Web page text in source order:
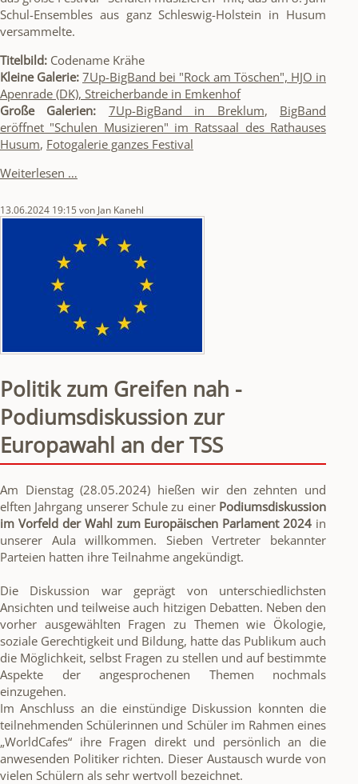
Schul-Ensembles aus ganz Schleswig-Holstein in Husum
versammelte.
Titelbild: Codename Krähe
Kleine Galerie: 7Up-BigBand bei "Rock am Töschen", HJO in
Apenrade (DK), Streicherbande in Emkenhof
Große Galerien:
7Up-BigBand in Breklum, BigBand
eröffnet "Schulen Musizieren" im Ratssaal des Rathauses
Husum, Fotogalerie ganzes Festival
Weiterlesen …
13.06.2024 19:15von Jan Kanehl
Politik zum Greifen nah -
Podiumsdiskussion zur
Europawahl an der TSS
Am Dienstag (28.05.2024) hießen wir den zehnten und
elften Jahrgang unserer Schule zu einer Podiumsdiskussion
im Vorfeld der Wahl zum Europäischen Parlament 2024 in
unserer Aula willkommen. Sieben Vertreter bekannter
Parteien hatten ihre Teilnahme angekündigt.
Die Diskussion war geprägt von unterschiedlichsten
Ansichten und teilweise auch hitzigen Debatten. Neben den
vorher ausgewählten Fragen zu Themen wie Ökologie,
soziale Gerechtigkeit und Bildung, hatte das Publikum auch
die Möglichkeit, selbst Fragen zu stellen und auf bestimmte
Aspekte der angesprochenen Themen nochmals
einzugehen.
Im Anschluss an die einstündige Diskussion konnten die
teilnehmenden Schülerinnen und Schüler im Rahmen eines
„WorldCafes“ ihre Fragen direkt und persönlich an die
anwesenden Politiker richten. Dieser Austausch wurde von
vielen Schülern als sehr wertvoll bezeichnet.